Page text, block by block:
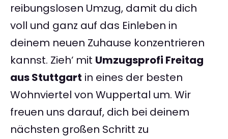
reibungslosen Umzug, damit du dich
voll und ganz auf das Einleben in
deinem neuen Zuhause konzentrieren
kannst. Zieh‘ mit Umzugsprofi Freitag
aus Stuttgart in eines der besten
Wohnviertel von Wuppertal um. Wir
freuen uns darauf, dich bei deinem
nächsten großen Schritt zu